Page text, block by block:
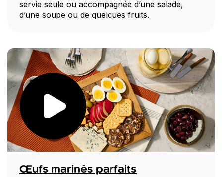
servie seule ou accompagnée d’une salade,
d’une soupe ou de quelques fruits.
Œufs marinés parfaits